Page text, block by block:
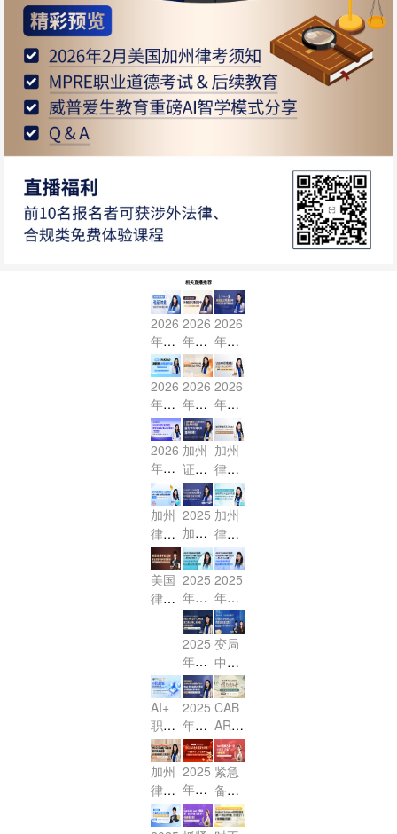
相关直播推荐
2026
年7
月US
BAR
考前
冲刺
- 联
邦法
MBE
核心
串讲
-
2026
年7
月US
BAR
冲刺
班火
热进
行中-
MBE
证据
法限
时体
验课
2026
年7
月US
BAR
冲刺
班火
热进
行中
- MB
E合
同法
限时
体验
课！
2026
年7
月US
BAR
冲刺
班火
热进
行中
- MB
E民
诉法
限时
体验
2026
年7
月US
BAR
冲刺
班开
课啦
- 距
离改
制你
还有
4次
机
会！
2026
年2
月US
BAR
终极
冲
刺，
最后
2周
必做
事
项！
2026
年2
月US
BAR
考前
30天
冲刺
- 联
邦法
秘！
加州
证据
法
（Evi
denc
e）
核心
考点
冲刺
课，
助力
2026
年2
月加
州律
考！
加州
律考
信托
法
（Tr
ust
s）
核心
考点
精
讲，
攻克
高频
难点
加州
律考
核心
小法
精
讲：
考点
突破
与高
分策
略
2025
加州
律考
代理
与合
伙法
精
讲：
Sere
na带
你攻
克高
频考
点，
带你
突
破‘小
法’失
加州
律考
公司
法高
效突
破：
中美
执业
讲师
带你
直击
核
心，
稳-p
ass
高
分！
美国
律师
拿证
流程
与备
考高
效路
径
2025
年7
月考
期大
冲刺
Essa
y & P
T守
分利
器
+万
能公
式
——
2025
年7
月考
期大
冲刺
Essa
y & P
T守
分利
器
+万
能公
式
——
2025
年CA
BAR
火热
报名
中 R
eal P
roper
ty物
权法
第二
变局
中的
选
择：
2025
全球
法治
格局
下，
USB
AR与
AI+
职业
赋
能：
涉外
法律
职场
2025
年CA
BAR
报名
开始
啦！
你准
CAB
AR报
名进
行
中，
4月3
0日
加州
律考
MBE
改M
2025
年蛇
年新
春首
紧急
备
战！
2025